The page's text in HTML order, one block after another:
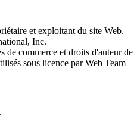
et exploitant du site Web.
Inc.
de commerce et droits d'auteur de
sous licence par Web Team